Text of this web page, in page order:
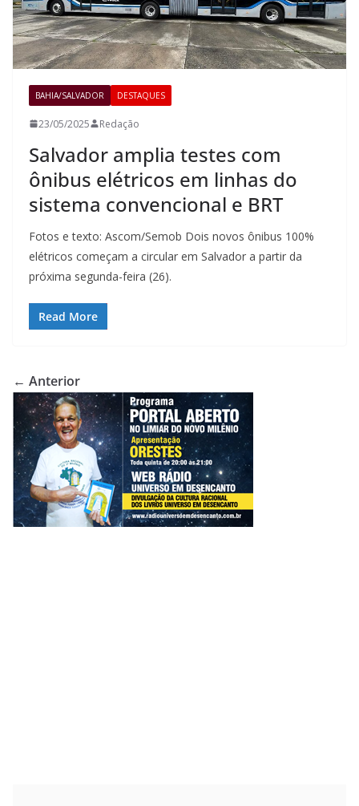
BAHIA/SALVADOR DESTAQUES
23/05/2025 Redação
Salvador amplia testes com
ônibus elétricos em linhas do
sistema convencional e BRT
Fotos e texto: Ascom/Semob Dois novos ônibus 100%
elétricos começam a circular em Salvador a partir da
próxima segunda-feira (26).
Read More
← Anterior